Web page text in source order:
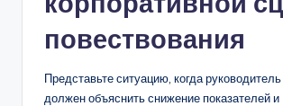
повествования
Представьте ситуацию, когда
должен объяснить снижение показателей и